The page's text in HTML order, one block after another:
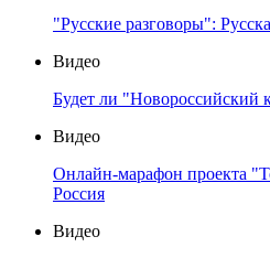
"Русские разговоры":
Видео
Будет ли "Новороссийский
Видео
Онлайн-марафон проекта
Россия
Видео